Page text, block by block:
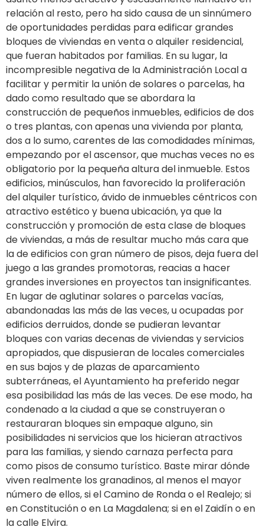
relación al resto, pero ha sido causa de un sinnúmero
de oportunidades perdidas para edificar grandes
bloques de viviendas en venta o alquiler residencial,
que fueran habitados por familias. En su lugar, la
incompresible negativa de la Administración Local a
facilitar y permitir la unión de solares o parcelas, ha
dado como resultado que se abordara la
construcción de pequeños inmuebles, edificios de dos
o tres plantas, con apenas una vivienda por planta,
dos a lo sumo, carentes de las comodidades mínimas,
empezando por el ascensor, que muchas veces no es
obligatorio por la pequeña altura del inmueble. Estos
edificios, minúsculos, han favorecido la proliferación
del alquiler turístico, ávido de inmuebles céntricos con
atractivo estético y buena ubicación, ya que la
construcción y promoción de esta clase de bloques
de viviendas, a más de resultar mucho más cara que
la de edificios con gran número de pisos, deja fuera del
juego a las grandes promotoras, reacias a hacer
grandes inversiones en proyectos tan insignificantes.
En lugar de aglutinar solares o parcelas vacías,
abandonadas las más de las veces, u ocupadas por
edificios derruidos, donde se pudieran levantar
bloques con varias decenas de viviendas y servicios
apropiados, que dispusieran de locales comerciales
en sus bajos y de plazas de aparcamiento
subterráneas, el Ayuntamiento ha preferido negar
esa posibilidad las más de las veces. De ese modo, ha
condenado a la ciudad a que se construyeran o
restauraran bloques sin empaque alguno, sin
posibilidades ni servicios que los hicieran atractivos
para las familias, y siendo carnaza perfecta para
como pisos de consumo turístico. Baste mirar dónde
viven realmente los granadinos, al menos el mayor
número de ellos, si el Camino de Ronda o el Realejo; si
en Constitución o en La Magdalena; si en el Zaidín o en
la calle Elvira.